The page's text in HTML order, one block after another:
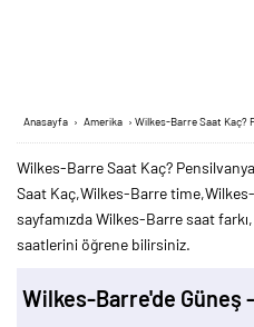
Anasayfa › Amerika › Wilkes-Barre Saat Kaç?
Wilkes-Barre Saat Kaç?
Saat Kaç,Wilkes-Barre
sayfamızda Wilkes-Barre saat
saatlerini öğrene bilirsiniz.
Wilkes-Barre'de Güneş